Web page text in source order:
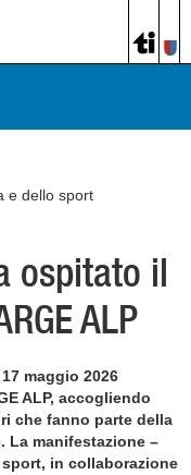
e dello sport
ospitato il
ALP
maggio 2026
ALP, accogliendo
che fanno parte della
La manifestazione –
in collaborazione